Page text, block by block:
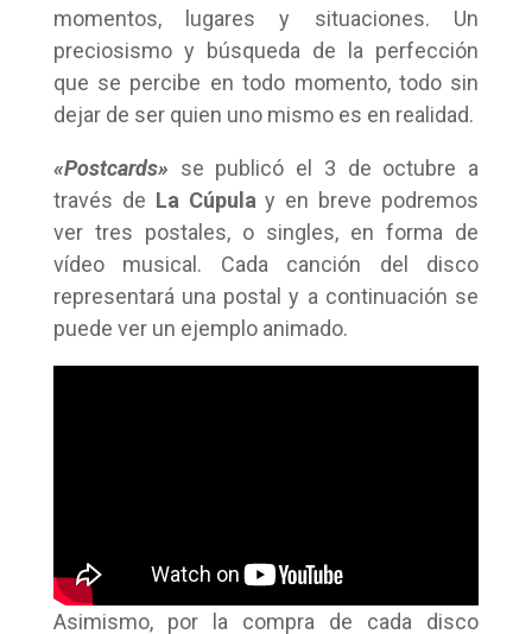
momentos, lugares y situaciones. Un
preciosismo y búsqueda de la perfección
que se percibe en todo momento, todo sin
dejar de ser quien uno mismo es en realidad.
«Postcards» se publicó el 3 de octubre a
través de La Cúpula y en breve podremos
ver tres postales, o singles, en forma de
vídeo musical. Cada canción del disco
representará una postal y a continuación se
puede ver un ejemplo animado.
Asimismo, por la compra de cada disco